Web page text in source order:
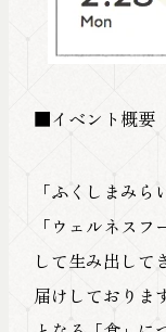
■イベント概要
「ふくしまみ
「ウェルネス
して生み出して
届けしておりま